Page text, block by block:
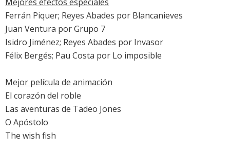
Ferrán Piquer; Reyes Abades por Blancanieves
Juan Ventura porGrupo 7
Isidro Jiménez; Reyes Abades por Invasor
Félix Bergés; Pau Costa por Lo imposible
Mejor película de animación
El corazón del roble
Las aventuras de Tadeo Jones
O Apóstolo
The wish fish